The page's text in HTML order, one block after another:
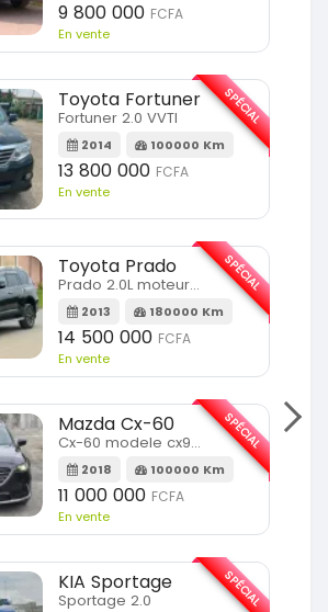
9 800 000 FCFA
En vente
Toyota Fortuner
Fortuner 2.0 VVTI
2014 100000 Km
13 800 000 FCFA
En vente
SPÉCIAL
Toyota Prado
Prado 2.0L moteur d4d
2013 180000 Km
14 500 000 FCFA
En vente
SPÉCIAL
Mazda Cx-60
Cx-60 modele cx9 full option
2018 100000 Km
11 000 000 FCFA
En vente
SPÉCIAL
KIA Sportage
Sportage 2.0 SPÉCIAL